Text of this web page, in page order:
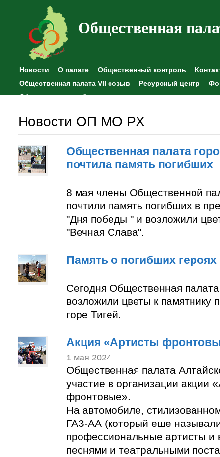
Общественная
Новости О палате Общественный контроль
Общественная палата VII созыв
Ресурсный центр
Общественные наблюдения
Новости ОП МО РХ
Общественная палата
почтила память погибших
8 мая члены Общественной
почтили память погибших в
"Дня победы " и возложили
"Вечная Слава".
Память о погибших героях
Сегодня Общественная
возложили цветы к памятнику
горе Тигей.
Акция «Артисты
1 мая 2024
Общественная палата
участие в организации акции
фронтовые».
На автомобиле,
ГАЗ-АА (который еще
профессиональные артисты и
песнями и театральными